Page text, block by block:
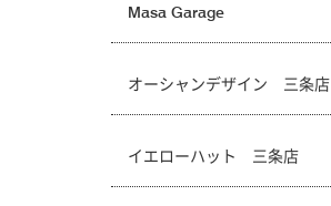
Masa Garage
オーシャンデザイン 三条店
イエローハット 三条店